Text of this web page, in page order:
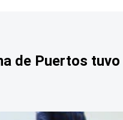
de Puertos